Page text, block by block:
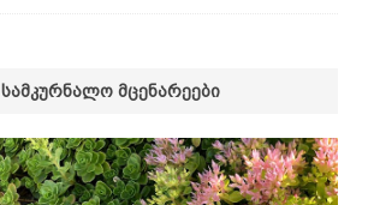
ᲡᲐᲛᲙᲣᲠᲜᲐᲚᲝ ᲛᲪᲔᲜᲐᲠᲔᲔᲑᲘ